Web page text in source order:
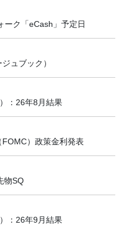
ーク「eCash」予定日
ュブック）
：26年8月結果
）政策金利発表
物SQ
：26年9月結果